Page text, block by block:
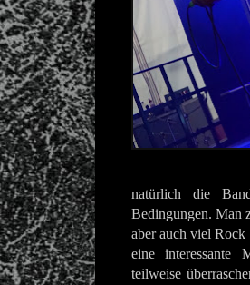
natürlich die
Bedingungen. Man
aber auch viel Rock
eine interessante
teilweise